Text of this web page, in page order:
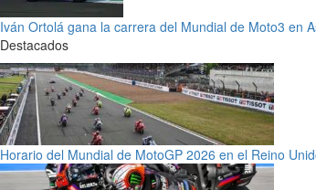
Iván Ortolá gana la carrera del Mundial de Moto3 en
Destacados
Horario del Mundial de MotoGP 2026 en el Reino